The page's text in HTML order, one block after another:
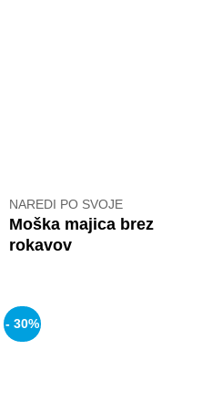
NAREDI PO SVOJE
Moška majica brez
rokavov
- 30%